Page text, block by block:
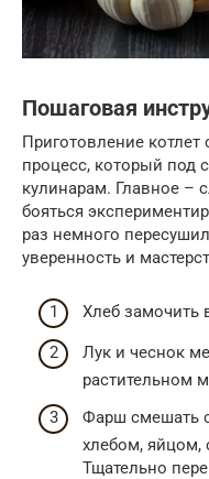
Пошаговая
Приготовление
процесс, который под
кулинарам. Главное –
бояться
раз немного
уверенность и
Хлеб замочить
Лук и чеснок
растительном
Фарш смешать
хлебом, яйцом,
Тщательно